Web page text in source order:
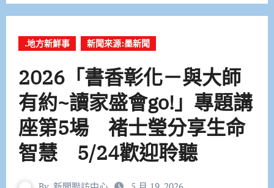
.地方新鮮事 新聞來源:墨新聞
2026「書香彰化－與大師
有約~讀家盛會go!」專題講
座第5場 褚士瑩分享生命
智慧 5/24歡迎聆聽